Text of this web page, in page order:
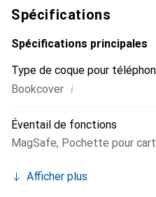
constitue un choix fiable
Spécifications
Spécifications principales
Type de coque pour
Bookcover i
Éventail de fonctions
MagSafe, Pochette pour
Afficher plus